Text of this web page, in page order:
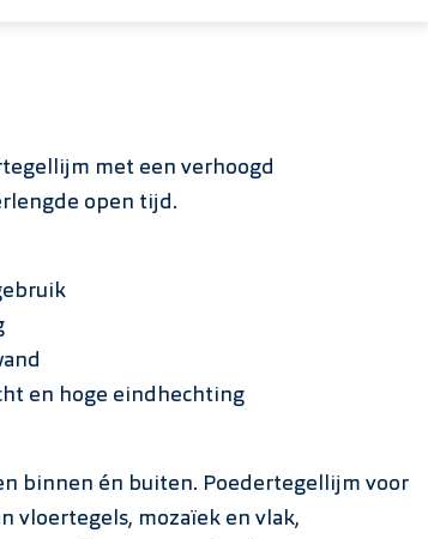
met een verhoogd
open tijd.
en hoge eindhechting
binnen én buiten. Poedertegellijm voor
vloertegels, mozaïek en vlak,